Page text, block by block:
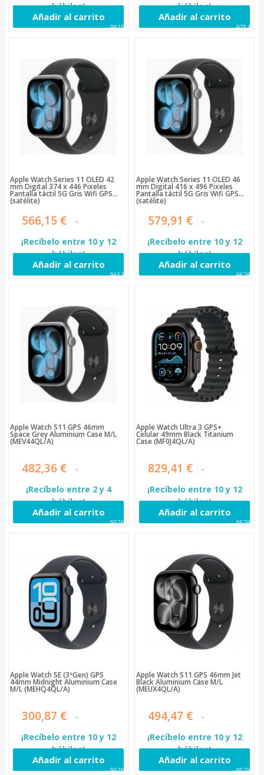
hábiles!
Añadir al carrito
98155
hábiles!
Añadir al carrito
97511
Apple Watch Series 11 OLED 42
mm Digital 374 x 446 Pixeles
Pantalla táctil 5G Gris Wifi GPS
(satélite)
566,15 €
¡Recíbelo entre 10 y 12
hábiles!
Añadir al carrito
96515
Apple Watch Series 11 OLED 46
mm Digital 416 x 496 Pixeles
Pantalla táctil 5G Gris Wifi GPS
(satélite)
579,91 €
¡Recíbelo entre 10 y 12
hábiles!
Añadir al carrito
96281
Apple Watch S11 GPS 46mm
Space Grey Aluminium Case M/L
(MEV44QL/A)
482,36 €
¡Recíbelo entre 2 y 4
hábiles!
Añadir al carrito
95258
Apple Watch Ultra 3 GPS+
Celular 49mm Black Titanium
Case (MF0J4QL/A)
829,41 €
¡Recíbelo entre 10 y 12
hábiles!
Añadir al carrito
95259
Apple Watch SE (3ªGen) GPS
44mm Midnight Aluminium Case
M/L (MEHQ4QL/A)
300,87 €
¡Recíbelo entre 10 y 12
hábiles!
Añadir al carrito
95257
Apple Watch S11 GPS 46mm Jet
Black Aluminium Case M/L
(MEUX4QL/A)
494,47 €
¡Recíbelo entre 10 y 12
hábiles!
Añadir al carrito
95256